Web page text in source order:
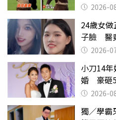
2026-
24歲女
子臉 醫
2026-
小刀14
婚 豪砸
2026-
獨／學